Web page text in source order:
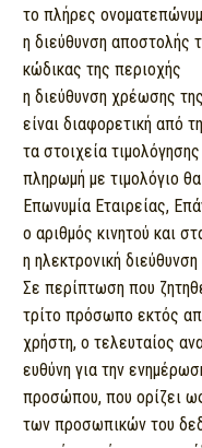
το πλήρες
η διεύθυνση αποστολής
κώδικας της περιοχής
η διεύθυνση χρέωσης
είναι διαφορετική από
τα στοιχεία
πληρωμή με τιμολόγιο
Επωνυμία Εταιρείας,
ο αριθμός κινητού και
η ηλεκτρονική
Σε περίπτωση που
τρίτο πρόσωπο εκτός
χρήστη, ο τελευταίος
ευθύνη για την
προσώπου, που ορίζει
των προσωπικών του